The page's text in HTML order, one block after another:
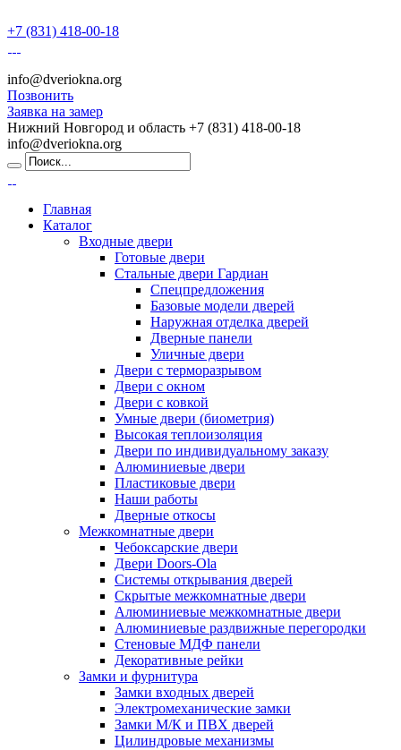
+7 (831) 418-00-18
info@dveriokna.org
Позвонить
Заявка на замер
Нижний Новгород и область +7 (831) 418-00-18
info@dveriokna.org
Главная
Каталог
Входные двери
Готовые двери
Стальные двери Гардиан
Спецпредложения
Базовые модели дверей
Наружная отделка дверей
Дверные панели
Уличные двери
Двери с терморазрывом
Двери с окном
Двери с ковкой
Умные двери (биометрия)
Высокая теплоизоляция
Двери по индивидуальному заказу
Алюминиевые двери
Пластиковые двери
Наши работы
Дверные откосы
Межкомнатные двери
Чебоксарские двери
Двери Doors-Ola
Системы открывания дверей
Скрытые межкомнатные двери
Алюминиевые межкомнатные двери
Алюминиевые раздвижные перегородки
Стеновые МДФ панели
Декоративные рейки
Замки и фурнитура
Замки входных дверей
Электромеханические замки
Замки М/К и ПВХ дверей
Цилиндровые механизмы